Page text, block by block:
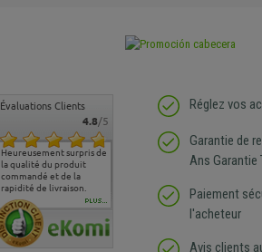
Évaluations Clients
4.8/5
Heureusement surpris de
la qualité du produit
commandé et de la
rapidité de livraison.
Siege confortable qui
J'ai pu comparer avec des
sièges que l'on trouve
dans les grandes surfaces
de l'aménagement et ne
regrette pas mon achat.
bien
abîmé)
oeuvre
ce produit
de belle
PLUS...
Réglez vos
Garantie de
Ans Garantie
Paiement
l'acheteur
Avis clients